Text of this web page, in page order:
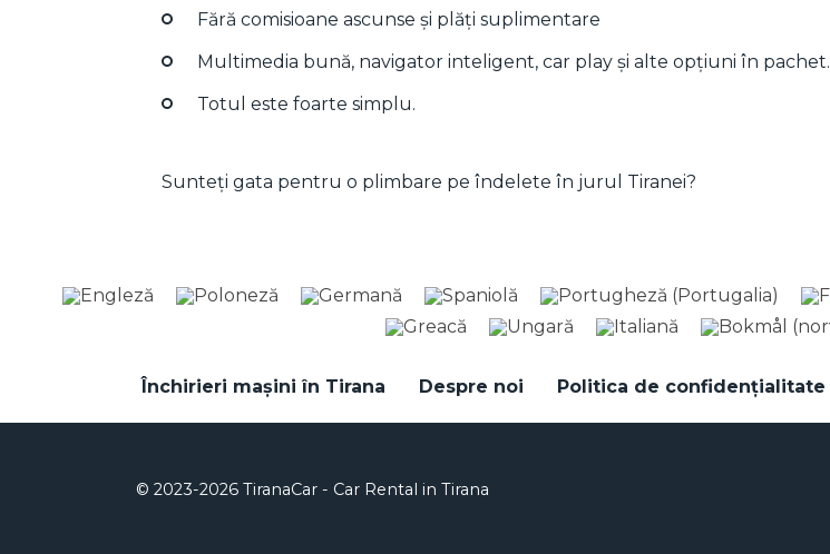
Fără comisioane ascunse și plăți suplimentare
Multimedia bună, navigator inteligent, car play și alte opțiuni în pachet.
Totul este foarte simplu.
Sunteți gata pentru o plimbare pe îndelete în jurul Tiranei?
Închirieri mașini în Tirana Despre noi Politica de confidențialitate
© 2023-2026 TiranaCar - Car Rental in Tirana